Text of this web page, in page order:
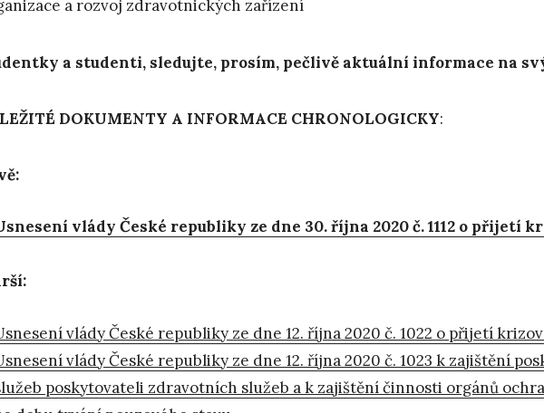
a rozvoj zdravotnických zařízení
a studenti, sledujte, prosím, pečlivě aktuální informace na
DOKUMENTY A INFORMACE CHRONOLOGICKY:
vlády České republiky ze dne 30. října 2020 č. 1112 o přijetí
vlády České republiky ze dne 12. října 2020 č. 1022 o přijetí
vlády České republiky ze dne 12. října 2020 č. 1023 k zajištění
poskytovateli zdravotních služeb a k zajištění činnosti orgánů